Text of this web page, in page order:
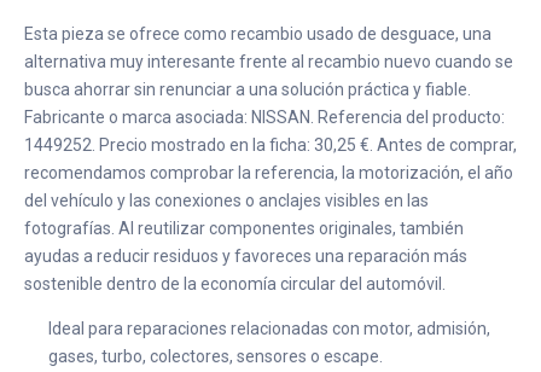
Esta pieza se ofrece como recambio usado de desguace, una
alternativa muy interesante frente al recambio nuevo cuando se
busca ahorrar sin renunciar a una solución práctica y fiable.
Fabricante o marca asociada: NISSAN. Referencia del producto:
1449252. Precio mostrado en la ficha: 30,25 €. Antes de comprar,
recomendamos comprobar la referencia, la motorización, el año
del vehículo y las conexiones o anclajes visibles en las
fotografías. Al reutilizar componentes originales, también
ayudas a reducir residuos y favoreces una reparación más
sostenible dentro de la economía circular del automóvil.
Ideal para reparaciones relacionadas con motor, admisión,
gases, turbo, colectores, sensores o escape.